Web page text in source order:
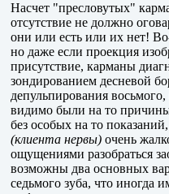
Насчет "пресловутых"
отсутствие не должно
они или есть или их нет!
но даже если проекция
присутствие, карманы
зондированием десневой
депульпирования
видимо были на то
без особых на то
(клиента нервы) очень
ощущениями разобраться
возможны два основных
седьмого зуба, что иногда